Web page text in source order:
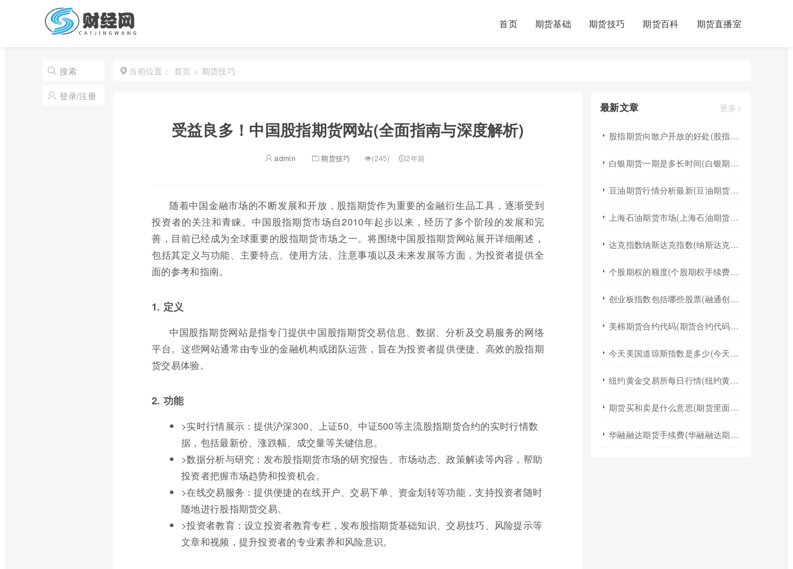
首页 期货基础 期货技巧 期货百科 期货直播室
搜索
登录/注册
当前位置： 首页 > 期货技巧
受益良多！中国股指期货网站(全面指南与深度解析)
admin 期货技巧 (245) 2年前
随着中国金融市场的不断发展和开放，股指期货作为重要的金融衍生品工具，逐渐受到
投资者的关注和青睐。中国股指期货市场自2010年起步以来，经历了多个阶段的发展和完
善，目前已经成为全球重要的股指期货市场之一。将围绕中国股指期货网站展开详细阐述，
包括其定义与功能、主要特点、使用方法、注意事项以及未来发展等方面，为投资者提供全
面的参考和指南。
1. 定义
中国股指期货网站是指专门提供中国股指期货交易信息、数据、分析及交易服务的网络
平台。这些网站通常由专业的金融机构或团队运营，旨在为投资者提供便捷、高效的股指期
货交易体验。
2. 功能
>实时行情展示：提供沪深300、上证50、中证500等主流股指期货合约的实时行情数
据，包括最新价、涨跌幅、成交量等关键信息。
>数据分析与研究：发布股指期货市场的研究报告、市场动态、政策解读等内容，帮助
投资者把握市场趋势和投资机会。
>在线交易服务：提供便捷的在线开户、交易下单、资金划转等功能，支持投资者随时
随地进行股指期货交易。
>投资者教育：设立投资者教育专栏，发布股指期货基础知识、交易技巧、风险提示等
文章和视频，提升投资者的专业素养和风险意识。
最新文章 更多>
股指期货向散户开放的好处(股指期货对利空信息更加敏感吗)
白银期货一期是多长时间(白银期货涨幅一天最高多少)
豆油期货行情分析最新(豆油期货行情实时行情)
上海石油期货市场(上海石油期货市场行情)
达克指数纳斯达克指数(纳斯达克指数与纳斯达克100的区别)
个股期权的额度(个股期权手续费是多少)
创业板指数包括哪些股票(融通创业板指数基金是什么股票)
美棉期货合约代码(期货合约代码什么意思)
今天美国道琼斯指数是多少(今天美国股票指数)
纽约黄金交易所每日行情(纽约黄金期货实时行情)
期货买和卖是什么意思(期货里面的买和卖是什么意思)
华融融达期货手续费(华融融达期货手续费收费标准)